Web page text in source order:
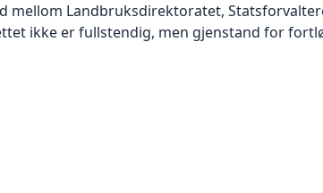
mellom Landbruksdirektoratet,
ikke er fullstendig, men gjenstand for